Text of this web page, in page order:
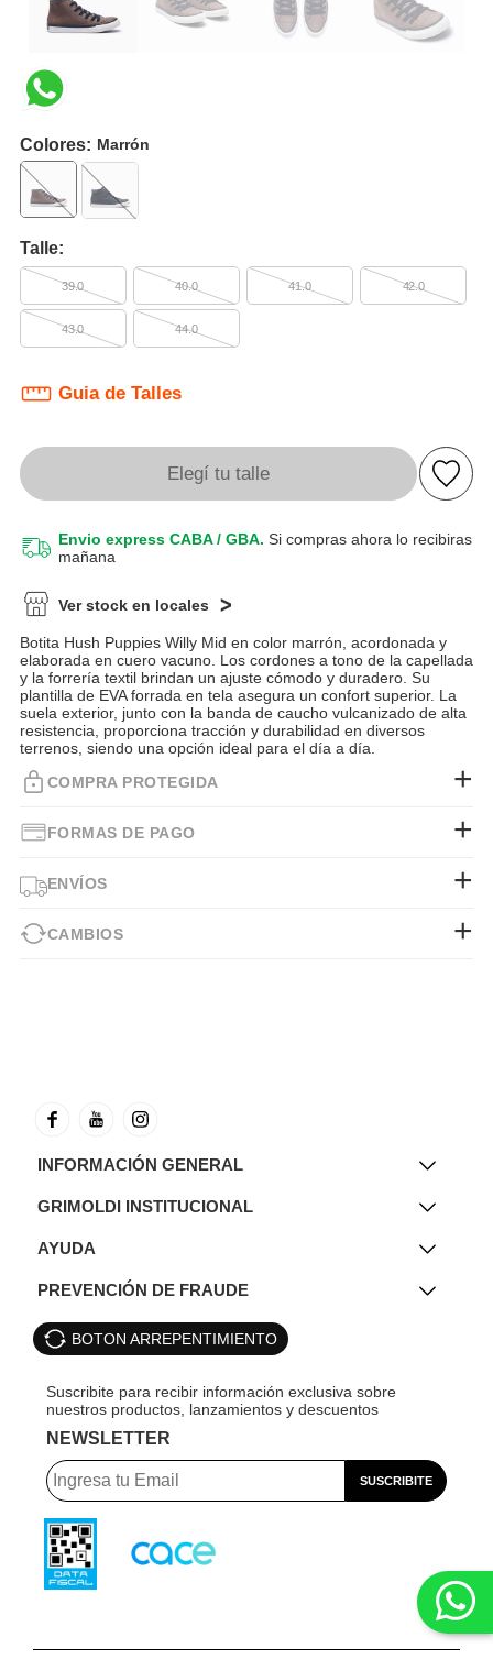
Colores: Marrón
Talle:
39.0 40.0 41.0 42.0
43.0 44.0
Guia de Talles
Elegí tu talle
Envio express CABA / GBA. Si compras ahora lo recibiras
mañana
Ver stock en locales
Botita Hush Puppies Willy Mid en color marrón, acordonada y
elaborada en cuero vacuno. Los cordones a tono de la capellada
y la forrería textil brindan un ajuste cómodo y duradero. Su
plantilla de EVA forrada en tela asegura un confort superior. La
suela exterior, junto con la banda de caucho vulcanizado de alta
resistencia, proporciona tracción y durabilidad en diversos
terrenos, siendo una opción ideal para el día a día.
COMPRA PROTEGIDA
FORMAS DE PAGO
ENVÍOS
CAMBIOS
INFORMACIÓN GENERAL
GRIMOLDI INSTITUCIONAL
AYUDA
PREVENCIÓN DE FRAUDE
BOTON ARREPENTIMIENTO
NEWSLETTER